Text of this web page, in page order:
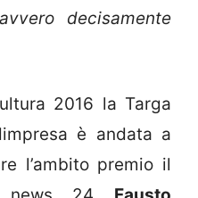
decisamente
2016 la Targa
è andata a
l’ambito premio il